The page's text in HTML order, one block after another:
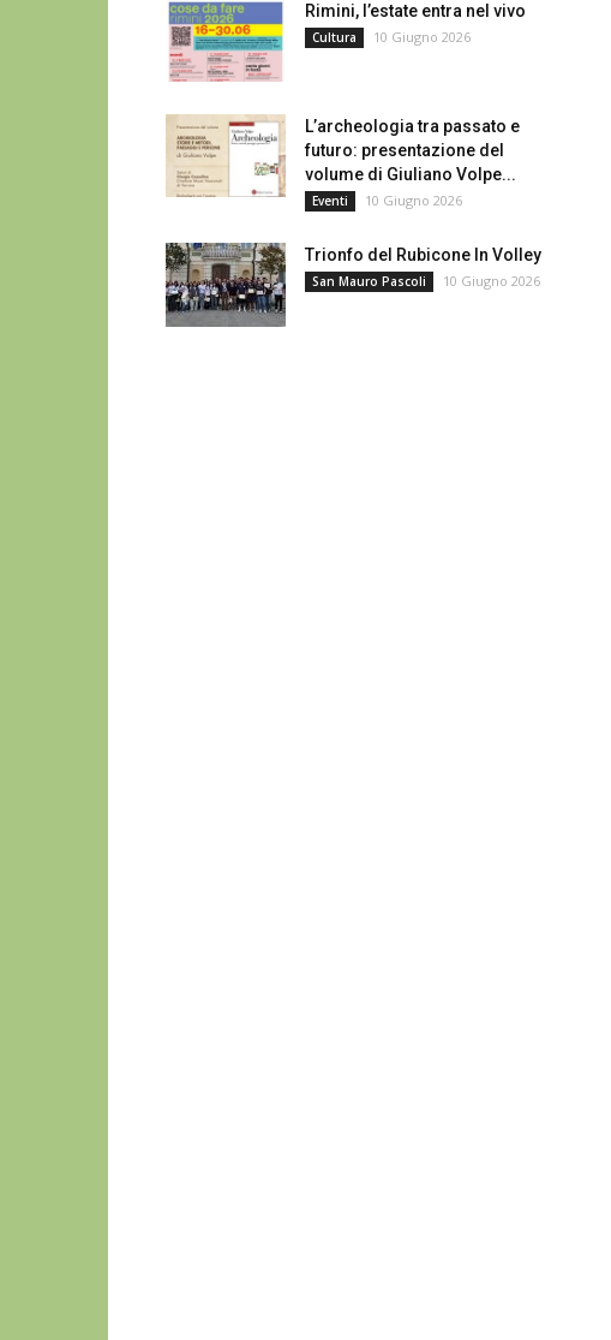
Rimini, l’estate entra nel vivo
Cultura 10 Giugno 2026
L’archeologia tra passato e
futuro: presentazione del
volume di Giuliano Volpe...
Eventi 10 Giugno 2026
Trionfo del Rubicone In Volley
San Mauro Pascoli 10 Giugno 2026